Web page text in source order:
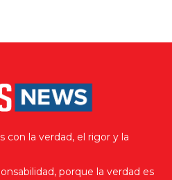
la verdad, el rigor y la
porque la verdad es